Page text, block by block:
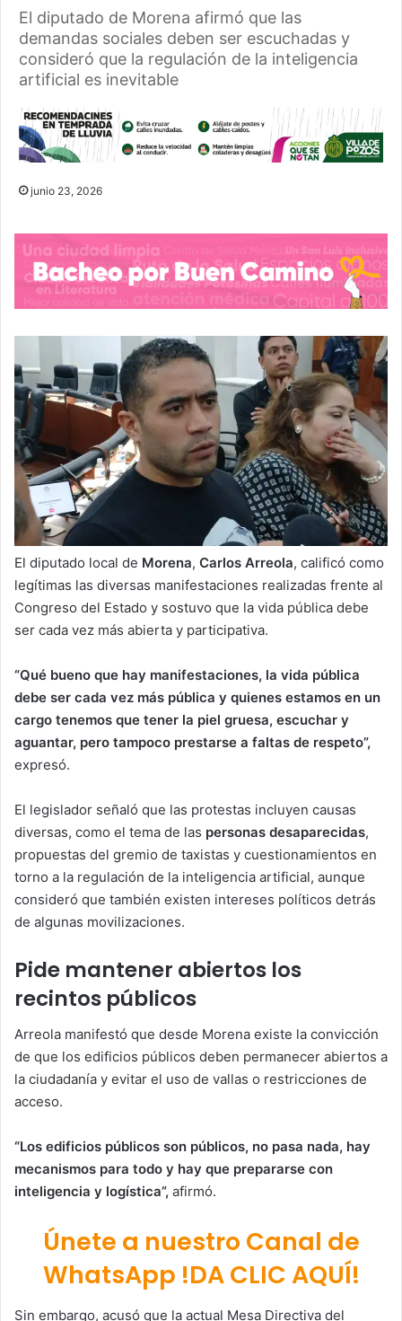
El diputado de Morena afirmó que las
demandas sociales deben ser escuchadas y
consideró que la regulación de la inteligencia
artificial es inevitable
junio 23, 2026
El diputado local de Morena, Carlos Arreola, calificó como
legítimas las diversas manifestaciones realizadas frente al
Congreso del Estado y sostuvo que la vida pública debe
ser cada vez más abierta y participativa.
“Qué bueno que hay manifestaciones, la vida pública
debe ser cada vez más pública y quienes estamos en un
cargo tenemos que tener la piel gruesa, escuchar y
aguantar, pero tampoco prestarse a faltas de respeto”,
expresó.
El legislador señaló que las protestas incluyen causas
diversas, como el tema de las personas desaparecidas,
propuestas del gremio de taxistas y cuestionamientos en
torno a la regulación de la inteligencia artificial, aunque
consideró que también existen intereses políticos detrás
de algunas movilizaciones.
Pide mantener abiertos los
recintos públicos
Arreola manifestó que desde Morena existe la convicción
de que los edificios públicos deben permanecer abiertos a
la ciudadanía y evitar el uso de vallas o restricciones de
acceso.
“Los edificios públicos son públicos, no pasa nada, hay
mecanismos para todo y hay que prepararse con
inteligencia y logística”, afirmó.
Únete a nuestro Canal de
WhatsApp !DA CLIC AQUÍ!
Sin embargo, acusó que la actual Mesa Directiva del